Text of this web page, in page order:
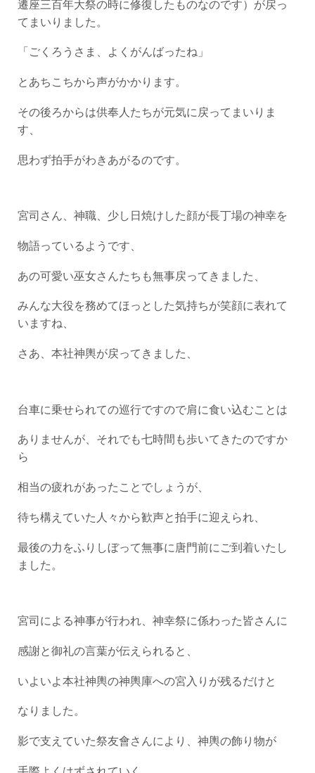
てまいりました。
「ごくろうさま、よくがんばったね」
とあちこちから声がかかります。
その後ろからは供奉人たちが元気に戻ってまいりま
す、
思わず拍手がわきあがるのです。
宮司さん、神職、少し日焼けした顔が長丁場の神幸を
物語っているようです、
あの可愛い巫女さんたちも無事戻ってきました、
みんな大役を務めてほっとした気持ちが笑顔に表れて
いますね、
さあ、本社神輿が戻ってきました、
台車に乗せられての巡行ですので肩に食い込むことは
ありませんが、それでも七時間も歩いてきたのですか
ら
相当の疲れがあったことでしょうが、
待ち構えていた人々から歓声と拍手に迎えられ、
最後の力をふりしぼって無事に唐門前にご到着いたし
ました。
宮司による神事が行われ、神幸祭に係わった皆さんに
感謝と御礼の言葉が伝えられると、
いよいよ本社神輿の神輿庫への宮入りが残るだけと
なりました。
影で支えていた祭友會さんにより、神輿の飾り物が
手際よくはずされていく、